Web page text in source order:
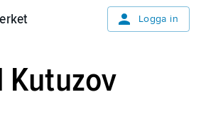
Logga in
Kutuzov